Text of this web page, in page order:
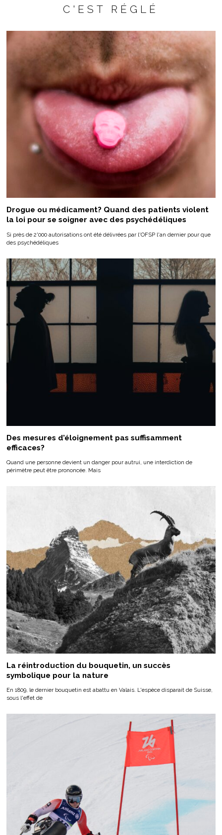
C'EST RÉGLÉ
Drogue ou médicament? Quand des patients violent
la loi pour se soigner avec des psychédéliques
Si près de 2'000 autorisations ont été délivrées par l'OFSP l'an dernier pour que
des psychédéliques
Des mesures d’éloignement pas suffisamment
efficaces?
Quand une personne devient un danger pour autrui, une interdiction de
périmètre peut être prononcée. Mais
La réintroduction du bouquetin, un succès
symbolique pour la nature
En 1809, le dernier bouquetin est abattu en Valais. L'espèce disparait de Suisse,
sous l'effet de